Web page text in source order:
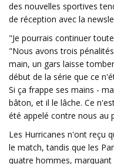
des nouvelles sportives
de réception avec la
"Je pourrais continuer
"Nous avons trois
main, un gars laisse
début de la série que ce
Si ça frappe ses mains -
bâton, et il le lâche. Ce
été appelé contre nous au
Les Hurricanes n'ont reçu
le match, tandis que les
quatre hommes,